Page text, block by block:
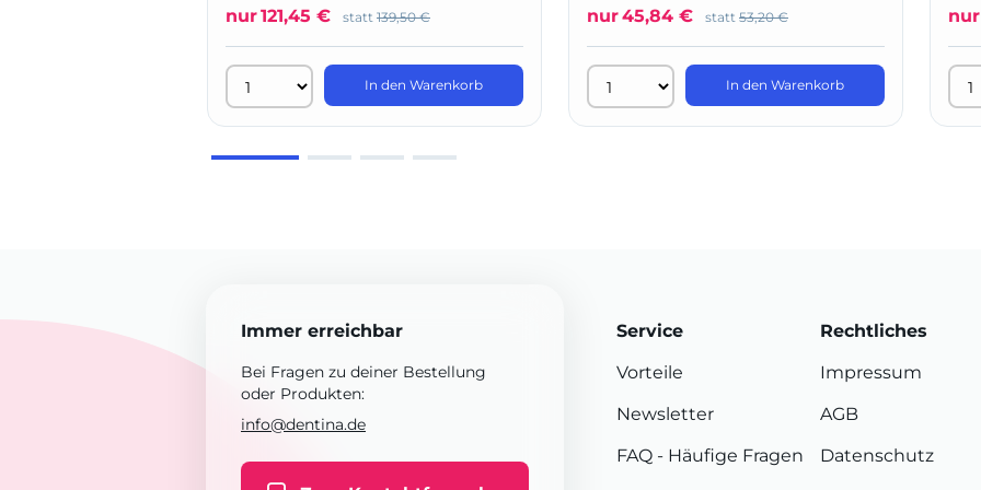
nur121,45 € statt 139,50 €
In den Warenkorb
nur45,84 € statt 53,20 €
In den Warenkorb
nur
Immer erreichbar
Bei Fragen zu deiner Bestellung
oder Produkten:
info@dentina.de
Service
Vorteile
Newsletter
FAQ - Häufige Fragen
Rechtliches
Impressum
AGB
Datenschutz